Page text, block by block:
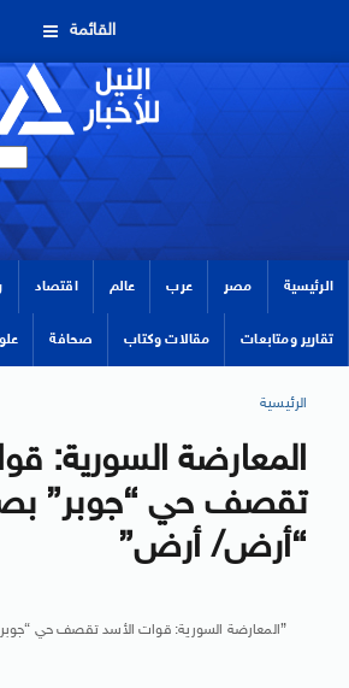
القائمة
الرئيسية مصر عرب عالم اقتصاد
تقارير ومتابعات مقالات وكتاب صحافة
الرئيسية
المعارضة السورية:
تقصف حي “جوبر”
“أرض/ أرض”